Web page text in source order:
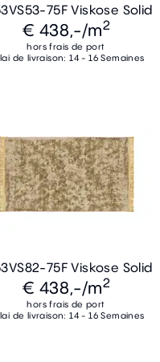
75F Viskose Solid
€ 438,-/m2
hors frais de port
de livraison: 14 - 16 Semaines
75F Viskose Solid
€ 438,-/m2
hors frais de port
de livraison: 14 - 16 Semaines